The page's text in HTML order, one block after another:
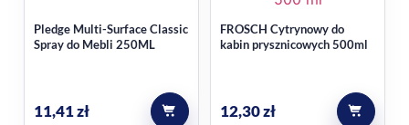
Pledge Multi-Surface Classic
Spray do Mebli 250ML
11,41zł
FROSCH Cytrynowy do
kabin prysznicowych 500ml
12,30zł